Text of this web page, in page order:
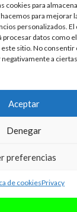
cookies para
para mejorar
personalizados.
procesar datos como
sitio. No consentir
a
Aceptar
Denegar
preferencias
de cookiesPrivacy
Valentina
la voz
una cantautora y
sus propias...